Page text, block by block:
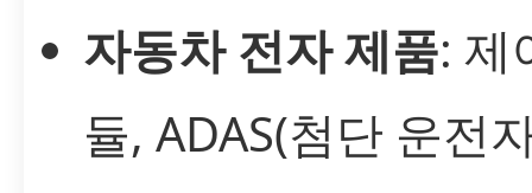
자동차 전자 제품: 제
듈, ADAS(첨단 운전